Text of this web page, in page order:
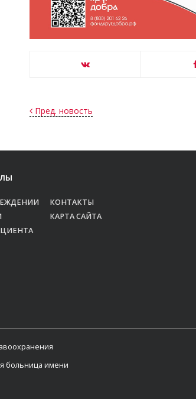
Пред. новость
КОНТАКТЫ
КАРТА САЙТА
больница имени